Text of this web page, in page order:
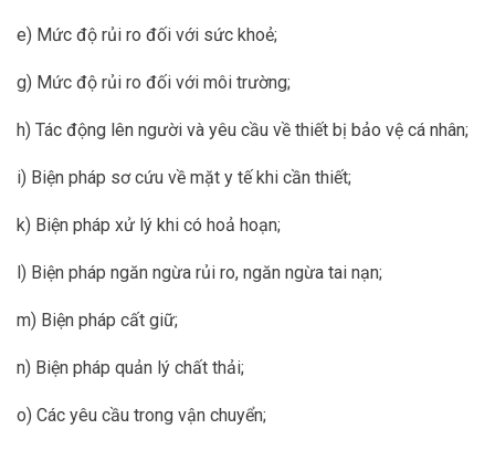
e) Mức độ rủi ro đối với sức khoẻ;
g) Mức độ rủi ro đối với môi trường;
h) Tác động lên người và yêu cầu về thiết bị bảo vệ cá nhân;
i) Biện pháp sơ cứu về mặt y tế khi cần thiết;
k) Biện pháp xử lý khi có hoả hoạn;
l) Biện pháp ngăn ngừa rủi ro, ngăn ngừa tai nạn;
m) Biện pháp cất giữ;
n) Biện pháp quản lý chất thải;
o) Các yêu cầu trong vận chuyển;